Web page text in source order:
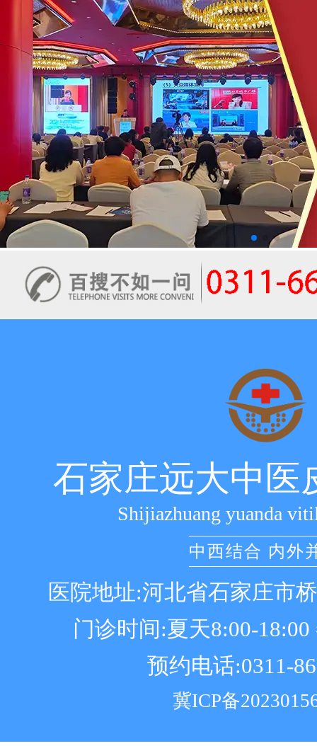
石家庄远大中医
Shijiazhuang yuanda
中西结合 内外
医院地址:河北省石家庄市
门诊时间:夏天8:00-18:00
预约电话:0311-
冀ICP备